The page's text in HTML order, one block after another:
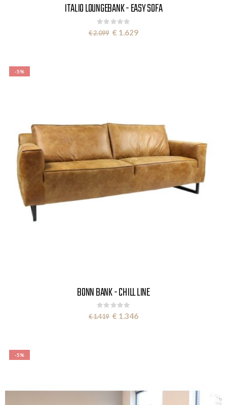
ITALIO LOUNGEBANK - EASY SOFA
Rating:
0%
€ 2.099 Special
Price
€ 1.629
-5%
BONN BANK - CHILL LINE
Rating:
0%
€ 1.419 Special
Price
€ 1.346
-5%